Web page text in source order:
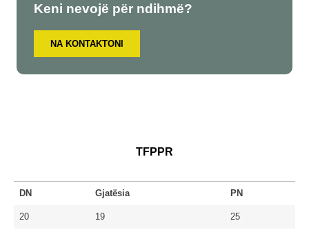
Keni nevojë për ndihmë?
NA KONTAKTONI
TFPPR
DN Gjatësia PN
20 19 25